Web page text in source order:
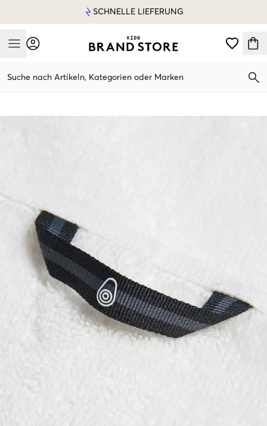
SCHNELLE LIEFERUNG
Mobile Menu
Suche nach Artikeln, Kategorien oder Marken